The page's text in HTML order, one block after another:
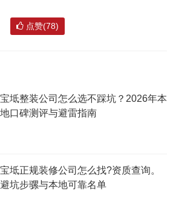
点赞(78)
宝坻整装公司怎么选不踩坑？2026年本
地口碑测评与避雷指南
宝坻正规装修公司怎么找?资质查询。
避坑步骡与本地可靠名单